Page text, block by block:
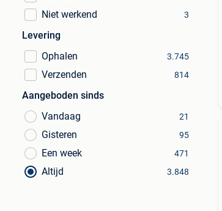
Niet werkend 3
Levering
Ophalen
3.745
Verzenden 814
Aangeboden sinds
Vandaag
21
Gisteren 95
Een week 471
Altijd 3.848